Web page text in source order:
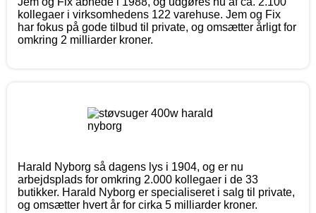
kollegaer i virksomhedens 122 varehuse. Jem og Fix
har fokus på gode tilbud til private, og omsætter årligt for
omkring 2 milliarder kroner.
Harald Nyborg så dagens lys i 1904, og er nu
arbejdsplads for omkring 2.000 kollegaer i de 33
butikker. Harald Nyborg er specialiseret i salg til private,
og omsætter hvert år for cirka 5 milliarder kroner.